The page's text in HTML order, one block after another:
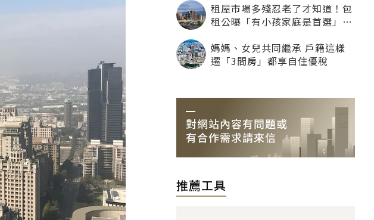
租屋市場多殘忍老了才知道！包
租公曝「有小孩家庭是首選」：
媽媽、女兒共同繼承 戶籍這樣
遷「3間房」都享自住優稅
推薦工具